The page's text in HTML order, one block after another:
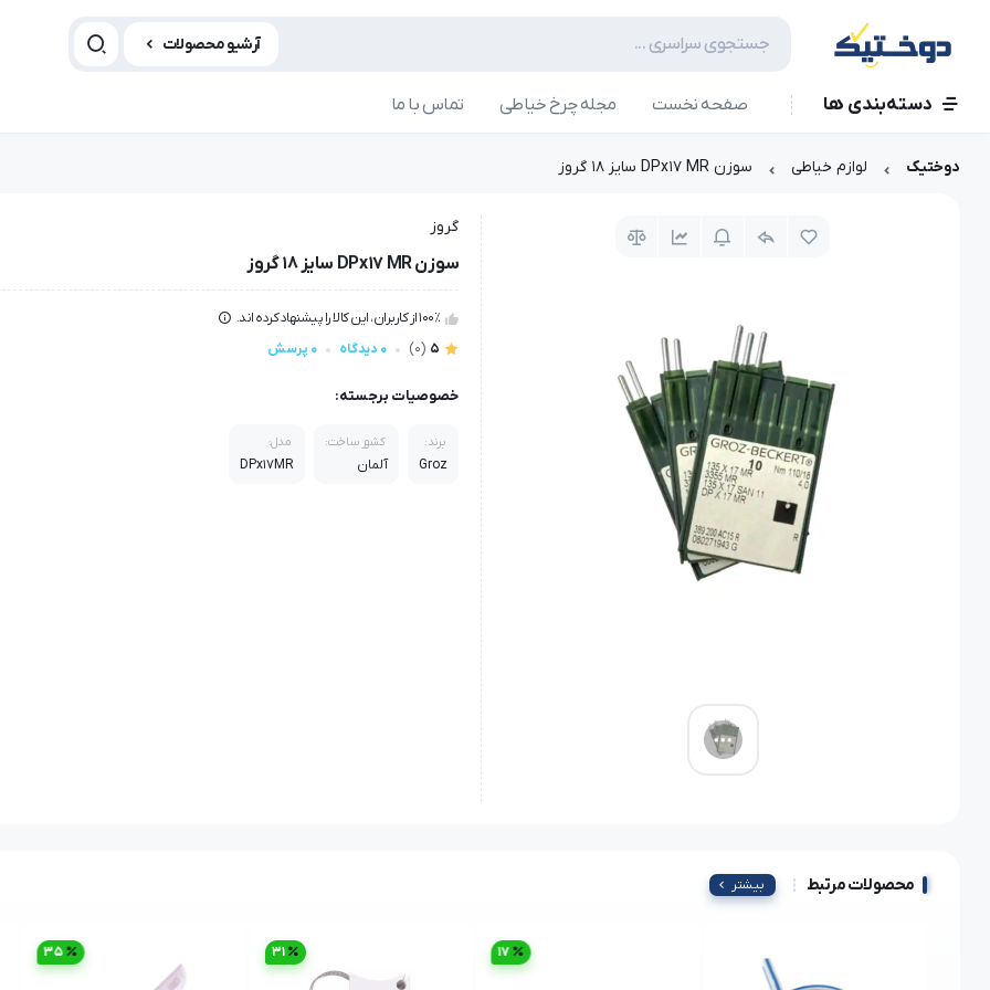
آرشیو محصولات
دسته‌بندی ها صفحه نخست مجله چرخ خیاطی تماس با ما
دوختیک لوازم خیاطی سوزن DPx17 MR سایز 18 گروز
گروز
سوزن DPx17 MR سایز 18 گروز
100٪ از کاربران، این کالا را پیشنهاد کرده اند.
5
(0) 0 دیدگاه 0 پرسش
خصوصیات برجسته:
برند:
Groz
کشور ساخت:
آلمان
مدل:
DPx17MR
محصولات مرتبط بیشتر
17
31
35